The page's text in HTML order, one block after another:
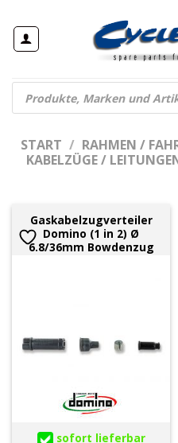
Inhalt
springen
Products
search
START / RAHMEN /
KABELZÜGE /
Gaskabelzugverteiler
Domino (1 in 2) Ø
6.8/36mm Bowdenzug
sofort lieferbar